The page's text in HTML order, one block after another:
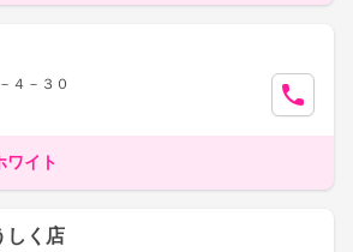
４－３０
イト
しく店